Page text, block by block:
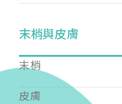
末梢與皮膚
末梢
皮膚
費3000元，於每年度繳
戶名: 社團法人台灣自
帳號: 003-03-501566-2
銀行: (013) 國泰世華